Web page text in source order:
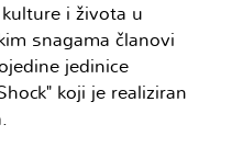
i života u
snagama članovi
jedinice
koji je realiziran